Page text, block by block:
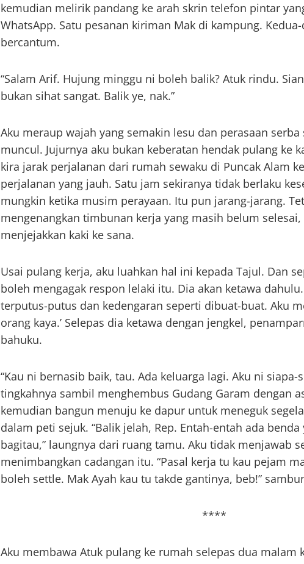
kemudian melirik pandang ke arah skrin telefon pintar
WhatsApp. Satu pesanan kiriman Mak di kampung.
bercantum.
“Salam Arif. Hujung minggu ni boleh balik? Atuk rindu.
bukan sihat sangat. Balik ye, nak.”
Aku meraup wajah yang semakin lesu dan perasaan
muncul. Jujurnya aku bukan keberatan hendak pulang ke
kira jarak perjalanan dari rumah sewaku di Puncak Alam
perjalanan yang jauh. Satu jam sekiranya tidak berlaku
mungkin ketika musim perayaan. Itu pun jarang-jarang.
mengenangkan timbunan kerja yang masih belum
menjejakkan kaki ke sana.
Usai pulang kerja, aku luahkan hal ini kepada Tajul. Dan
boleh mengagak respon lelaki itu. Dia akan ketawa
terputus-putus dan kedengaran seperti dibuat-buat. Aku
orang kaya.’ Selepas dia ketawa dengan jengkel,
bahuku.
“Kau ni bernasib baik, tau. Ada keluarga lagi. Aku ni siapa-
tingkahnya sambil menghembus Gudang Garam dengan
kemudian bangun menuju ke dapur untuk meneguk
dalam peti sejuk. “Balik jelah, Rep. Entah-entah ada benda
bagitau,” laungnya dari ruang tamu. Aku tidak menjawab
menimbangkan cadangan itu. “Pasal kerja tu kau pejam
boleh settle. Mak Ayah kau tu takde gantinya, beb!”
****
Aku membawa Atuk pulang ke rumah selepas dua malam